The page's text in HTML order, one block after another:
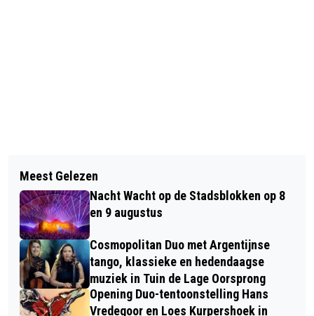
VEROORDELING EN VRIJSPRAAK
VOOR AANDEEL IN RELLEN ROND NEC-
VITESSE
GETUIGEN GEZOCHT VAN INCIDENT
TELEFOONWINKEL KONINGSTRAAT
Meest Gelezen
Nacht Wacht op de Stadsblokken op 8
en 9 augustus
Cosmopolitan Duo met Argentijnse
tango, klassieke en hedendaagse
muziek in Tuin de Lage Oorsprong
Opening Duo-tentoonstelling Hans
Vredegoor en Loes Kurpershoek in